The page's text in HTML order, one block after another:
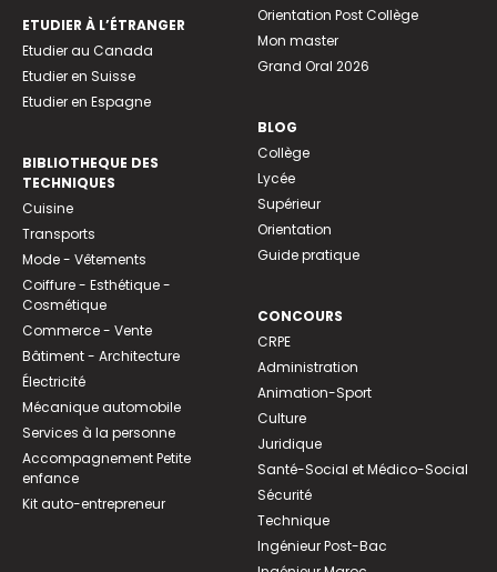
ETUDIER À L’ÉTRANGER
Etudier au Canada
Etudier en Suisse
Etudier en Espagne
BIBLIOTHEQUE DES
TECHNIQUES
Cuisine
Transports
Mode - Vêtements
Coiffure - Esthétique -
Cosmétique
Commerce - Vente
Bâtiment - Architecture
Électricité
Mécanique automobile
Services à la personne
Accompagnement Petite
enfance
Kit auto-entrepreneur
Orientation Post Collège
Mon master
Grand Oral 2026
BLOG
Collège
Lycée
Supérieur
Orientation
Guide pratique
CONCOURS
CRPE
Administration
Animation-Sport
Culture
Juridique
Santé-Social et Médico-Social
Sécurité
Technique
Ingénieur Post-Bac